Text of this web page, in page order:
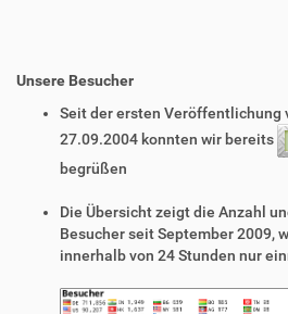
Unsere Besucher
Seit der ersten Veröffentlichung
27.09.2004 konnten wir bereits
begrüßen
Die Übersicht zeigt die Anzahl
Besucher seit September 2009,
innerhalb von 24 Stunden nur